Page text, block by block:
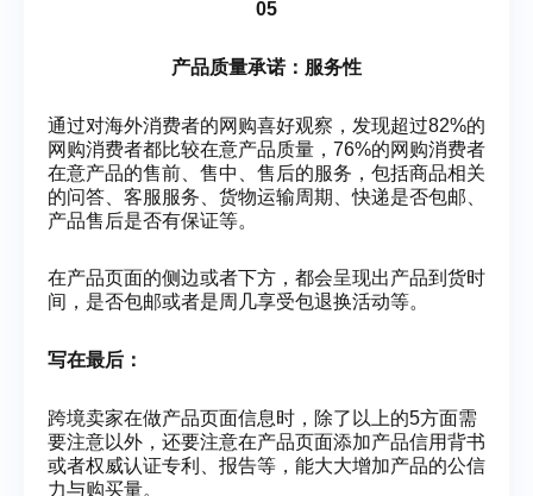
05
产品质量承诺：服务性
通过对海外消费者的网购喜好观察，发现超过82%的
网购消费者都比较在意产品质量，76%的网购消费者
在意产品的售前、售中、售后的服务，包括商品相关
的问答、客服服务、货物运输周期、快递是否包邮、
产品售后是否有保证等。
在产品页面的侧边或者下方，都会呈现出产品到货时
间，是否包邮或者是周几享受包退换活动等。
写在最后：
跨境卖家在做产品页面信息时，除了以上的5方面需
要注意以外，还要注意在产品页面添加产品信用背书
或者权威认证专利、报告等，能大大增加产品的公信
力与购买量。